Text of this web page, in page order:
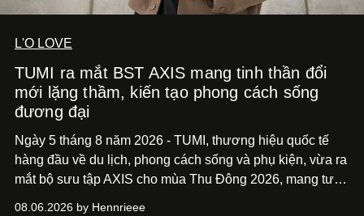
L'O LOVE
TUMI ra mắt BST AXIS mang tinh thần đổi
mới lặng thầm, kiến tạo phong cách sống
đương đại
Ngày 5 tháng 8 năm 2026 - TUMI, thương hiệu quốc tế
hàng đầu về du lịch, phong cách sống và phụ kiện, vừa ra
mắt bộ sưu tập AXIS cho mùa Thu Đông 2026, mang tư
08.06.2026 by Hennrieee